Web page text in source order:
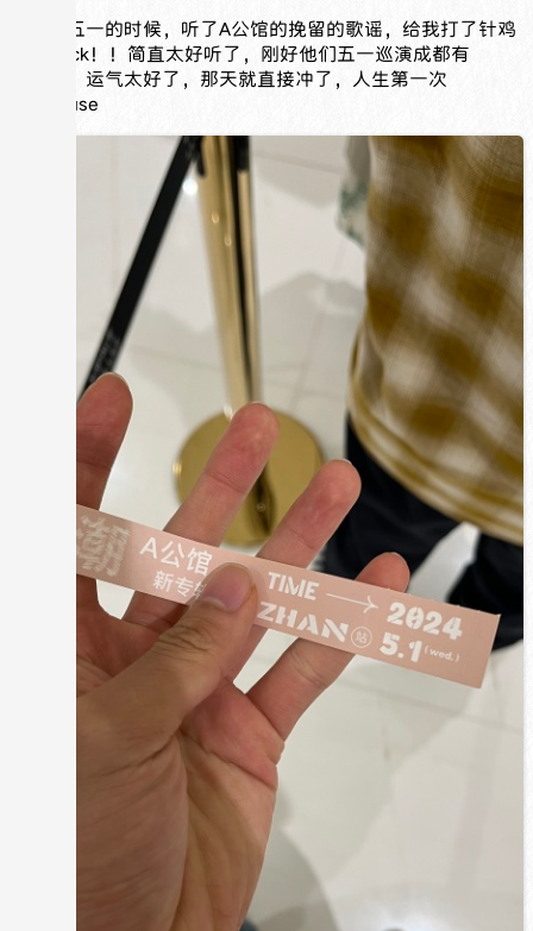
今年快五一的时候，听了A公馆的挽留的歌谣，给我打了针鸡
血，Rock！！简直太好听了，刚好他们五一巡演成都有
场！！！运气太好了，那天就直接冲了，人生第一次
LiveHouse